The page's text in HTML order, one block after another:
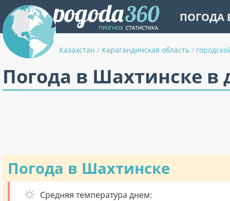
ПОГОДА
Казахстан / Карагандинская область /
Погода в Шахтинске в
Погода в Шахтинске
Средняя температура днем: